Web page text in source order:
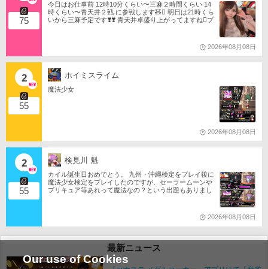
75
今日はお仕事前 12時10分くらい〜三麻２時間くらい 14
時くらい〜青天井２戦 に参戦します🧸󾬏 明日は21時くら
いから三麻予定です❣️❣️ 青天井卓盛り上がってますね󾬌️プ
2026年08月08日
2
55
ホイミスライム
魔法少女
2026年08月08日
2
55
検見川 魁
カイル誕生日おめでとう。 九州・沖縄検定をプレイ後に
魔法少女検定をプレイしたのですが、セーラームーンや
プリキュア等あれって魔法なの？という出題もありまし
2026年08月08日
最新ニュース
Our use of Cookies